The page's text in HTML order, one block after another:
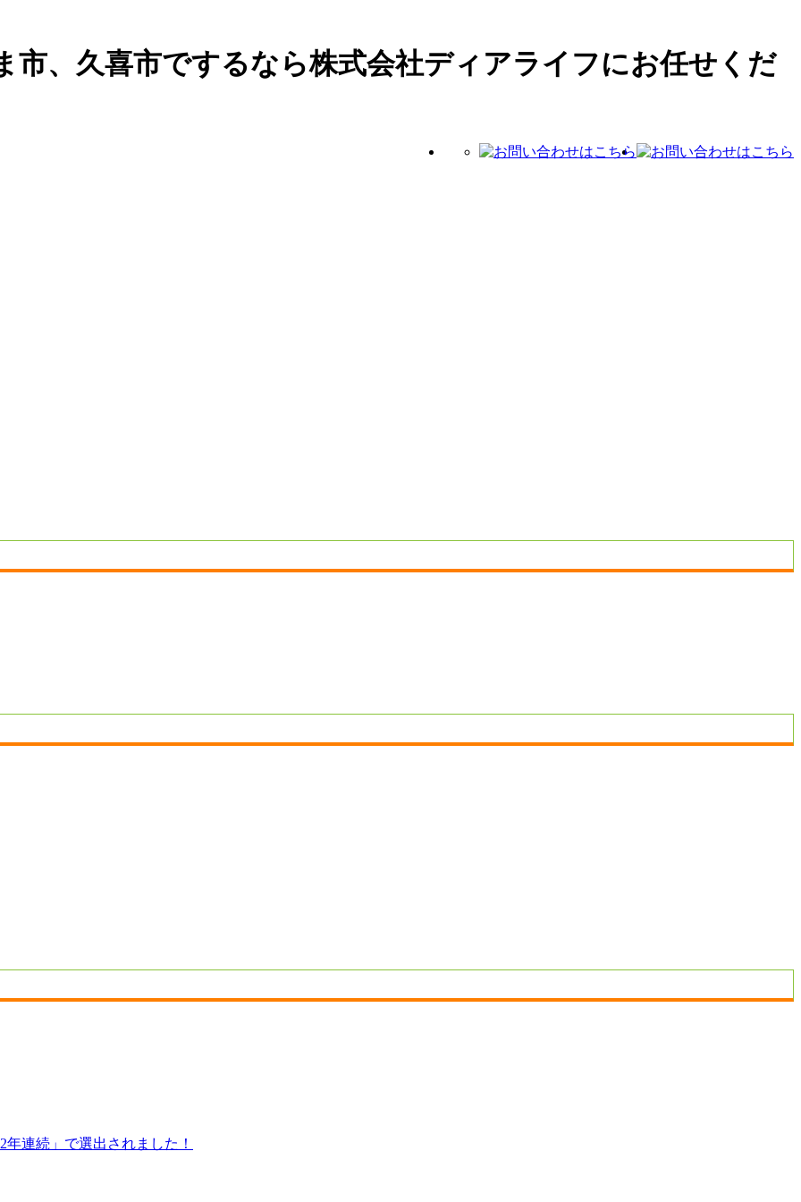
市、久喜市でするなら株式会社ディアライフにお任せくだ
連続」で選出されました！